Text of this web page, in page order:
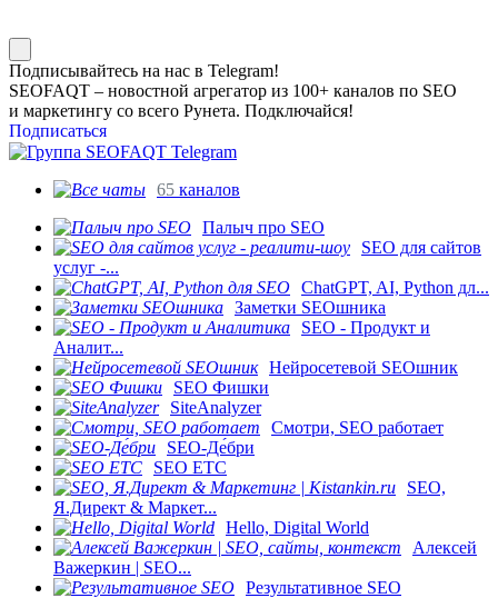
Подписывайтесь на нас в Telegram!
SEOFAQT – новостной агрегатор из 100+ каналов по SEO
и маркетингу со всего Рунета. Подключайся!
Подписаться
65 каналов
Палыч про SEO
SEO для сайтов
услуг -...
ChatGPT, AI, Python дл...
Заметки SEOшника
SEO - Продукт и
Аналит...
Нейросетевой SEOшник
SEO Фишки
SiteAnalyzer
Смотри, SEO работает
SEO-Де́бри
SEO ETC
SEO,
Я.Директ & Маркет...
Hello, Digital World
Алексей
Важеркин | SEO...
Результативное SEO